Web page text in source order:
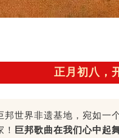
正月初八，
邦世界非遗基地，宛如
巨邦歌曲在我们心中起